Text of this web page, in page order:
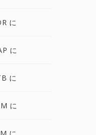
に
に
に
に